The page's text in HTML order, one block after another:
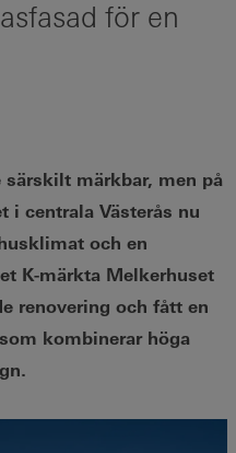
för en
särskilt märkbar, men på
i centrala Västerås nu
och en
K-märkta Melkerhuset
renovering och fått en
kombinerar höga